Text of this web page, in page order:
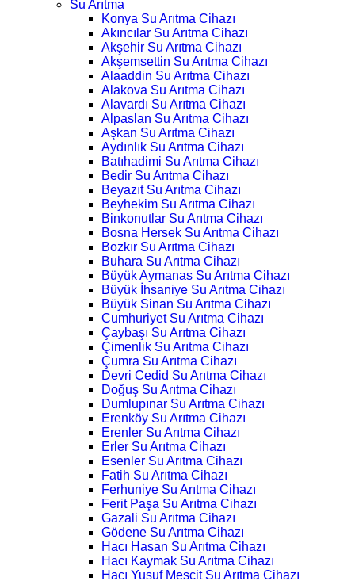
Su Arıtma
Konya Su Arıtma Cihazı
Akıncılar Su Arıtma Cihazı
Akşehir Su Arıtma Cihazı
Akşemsettin Su Arıtma Cihazı
Alaaddin Su Arıtma Cihazı
Alakova Su Arıtma Cihazı
Alavardı Su Arıtma Cihazı
Alpaslan Su Arıtma Cihazı
Aşkan Su Arıtma Cihazı
Aydınlık Su Arıtma Cihazı
Batıhadimi Su Arıtma Cihazı
Bedir Su Arıtma Cihazı
Beyazıt Su Arıtma Cihazı
Beyhekim Su Arıtma Cihazı
Binkonutlar Su Arıtma Cihazı
Bosna Hersek Su Arıtma Cihazı
Bozkır Su Arıtma Cihazı
Buhara Su Arıtma Cihazı
Büyük Aymanas Su Arıtma Cihazı
Büyük İhsaniye Su Arıtma Cihazı
Büyük Sinan Su Arıtma Cihazı
Cumhuriyet Su Arıtma Cihazı
Çaybaşı Su Arıtma Cihazı
Çimenlik Su Arıtma Cihazı
Çumra Su Arıtma Cihazı
Devri Cedid Su Arıtma Cihazı
Doğuş Su Arıtma Cihazı
Dumlupınar Su Arıtma Cihazı
Erenköy Su Arıtma Cihazı
Erenler Su Arıtma Cihazı
Erler Su Arıtma Cihazı
Esenler Su Arıtma Cihazı
Fatih Su Arıtma Cihazı
Ferhuniye Su Arıtma Cihazı
Ferit Paşa Su Arıtma Cihazı
Gazali Su Arıtma Cihazı
Gödene Su Arıtma Cihazı
Hacı Hasan Su Arıtma Cihazı
Hacı Kaymak Su Arıtma Cihazı
Hacı Yusuf Mescit Su Arıtma Cihazı